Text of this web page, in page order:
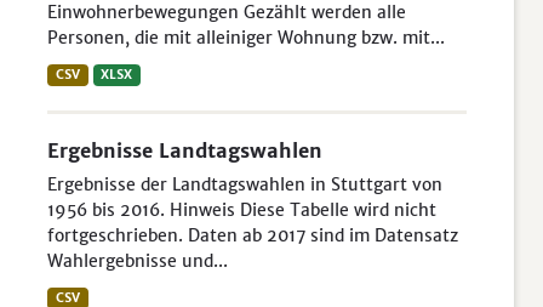
Einwohnerbewegungen Gezählt werden alle
Personen, die mit alleiniger Wohnung bzw. mit...
CSV XLSX
Ergebnisse Landtagswahlen
Ergebnisse der Landtagswahlen in Stuttgart von
1956 bis 2016. Hinweis Diese Tabelle wird nicht
fortgeschrieben. Daten ab 2017 sind im Datensatz
Wahlergebnisse und...
CSV